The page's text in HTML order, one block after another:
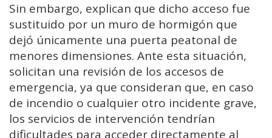
Sin embargo, explican que dicho acceso fue
sustituido por un muro de hormigón que
dejó únicamente una puerta peatonal de
menores dimensiones. Ante esta situación,
solicitan una revisión de los accesos de
emergencia, ya que consideran que, en caso
de incendio o cualquier otro incidente grave,
los servicios de intervención tendrían
dificultades para acceder directamente al